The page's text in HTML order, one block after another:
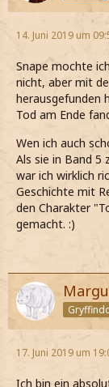
14. Juni 2019 um
Snape mochte
nicht, aber mit
herausgefunden
Tod am Ende
Wen ich auch
Als sie in Band
war ich wirklich
Geschichte mit
den Charakter
gemacht. :)
17. Juni 2019 um
Ich bin ein